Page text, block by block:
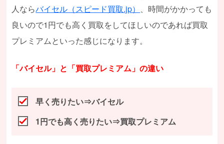
人ならバイセル（スピード買取.jp） 、時間がかかっても
良いので1円でも高く買取をしてほしいのであれば買取
プレミアムといった感じになります。
「バイセル」と「買取プレミアム」の違い
早く売りたい⇒バイセル
1円でも高く売りたい⇒買取プレミアム